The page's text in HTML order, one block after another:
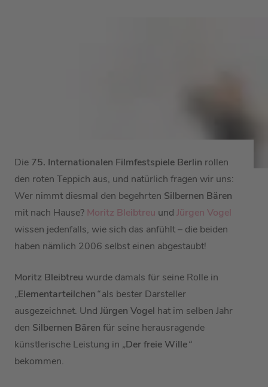
Die 75. Internationalen Filmfestspiele Berlin rollen
den roten Teppich aus, und natürlich fragen wir uns:
Wer nimmt diesmal den begehrten Silbernen Bären
mit nach Hause? Moritz Bleibtreu und Jürgen Vogel
wissen jedenfalls, wie sich das anfühlt – die beiden
haben nämlich 2006 selbst einen abgestaubt!
Moritz Bleibtreu wurde damals für seine Rolle in
„Elementarteilchen“ als bester Darsteller
ausgezeichnet. Und Jürgen Vogel hat im selben Jahr
den Silbernen Bären für seine herausragende
künstlerische Leistung in „Der freie Wille“
bekommen.